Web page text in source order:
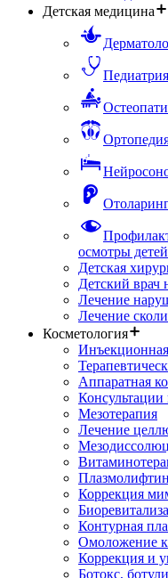
Детская медицина
Педиатрия
осмотры детей
Детская
Детский врач
Лечение
Лечение
Косметология
Аппаратная
Консультации
Мезотерапия
Лечение
Коррекция
Контурная
Омоложение
Коррекция и
Ботокс,